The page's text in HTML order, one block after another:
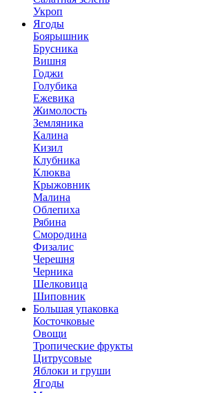
Укроп
Ягоды
Боярышник
Брусника
Вишня
Годжи
Голубика
Ежевика
Жимолость
Земляника
Калина
Кизил
Клубника
Клюква
Крыжовник
Малина
Облепиха
Рябина
Смородина
Физалис
Черешня
Черника
Шелковица
Шиповник
Большая упаковка
Косточковые
Овощи
Тропические фрукты
Цитрусовые
Яблоки и груши
Ягоды